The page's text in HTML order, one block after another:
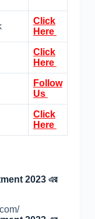
Click
Here
Click
Here
Follow
Us
Click
Here
2023 এর